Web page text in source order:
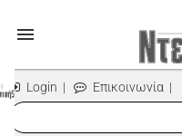
menu
Login | Επικοινωνία |